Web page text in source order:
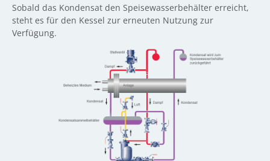
Sobald das Kondensat den Speisewasserbehälter erreicht,
steht es für den Kessel zur erneuten Nutzung zur
Verfügung.